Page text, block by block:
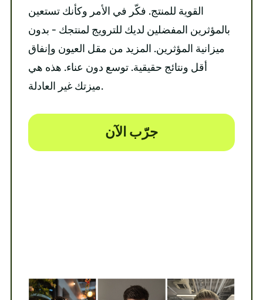
القوية للمنتج. فكّر في الأمر وكأنك تستعين
بالمؤثرين المفضلين لديك للترويج لمنتجك - بدون
ميزانية المؤثرين. المزيد من مقل العيون وإنفاق
أقل ونتائج حقيقية. توسع دون عناء. هذه هي
ميزتك غير العادلة.
جرّب الآن